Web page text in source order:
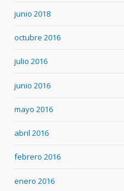
junio 2018
octubre 2016
julio 2016
junio 2016
mayo 2016
abril 2016
febrero 2016
enero 2016